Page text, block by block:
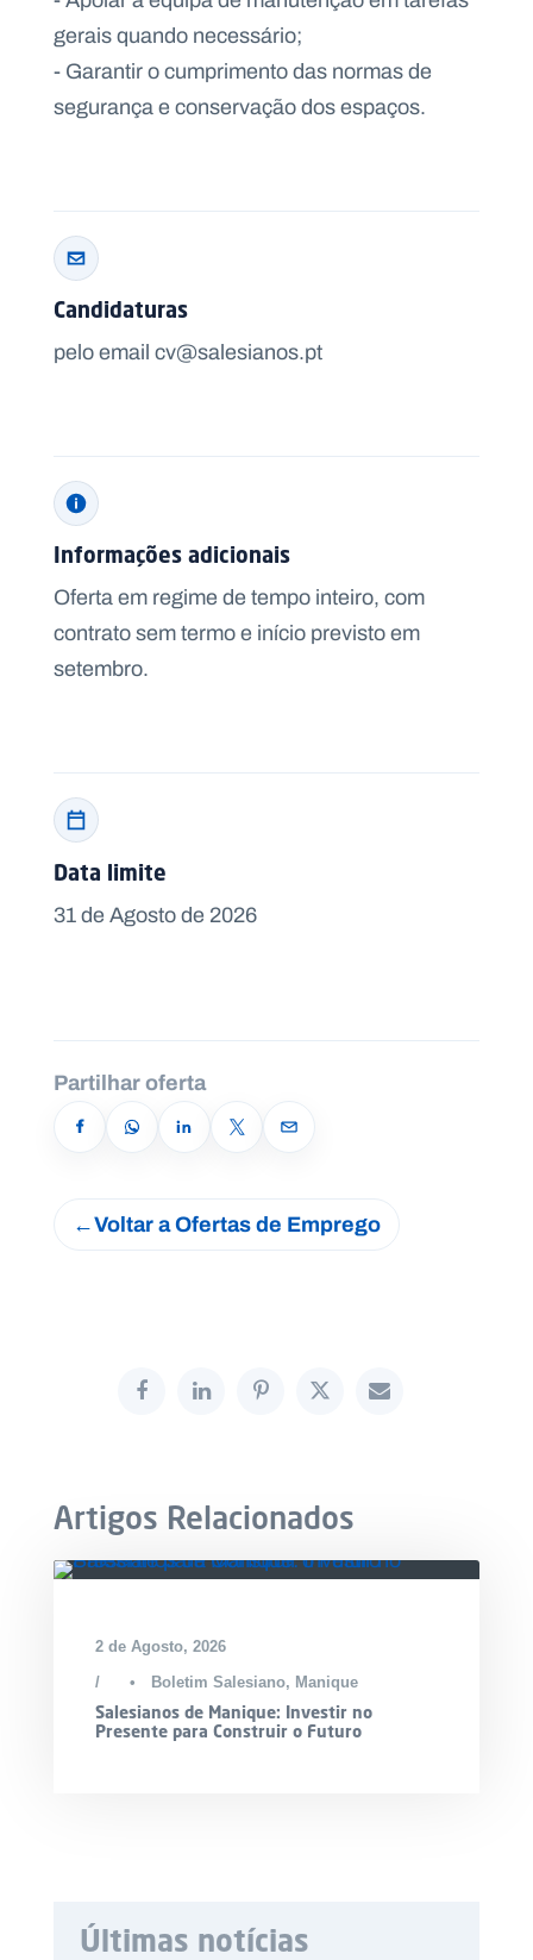
gerais quando necessário;
- Garantir o cumprimento das normas de
segurança e conservação dos espaços.
Candidaturas
pelo email cv@salesianos.pt
Informações adicionais
Oferta em regime de tempo inteiro, com
contrato sem termo e início previsto em
setembro.
Data limite
31 de Agosto de 2026
Partilhar oferta
Voltar a Ofertas de Emprego
Artigos Relacionados
2 de Agosto, 2026
•
Boletim Salesiano, Manique
Salesianos de Manique: Investir no
Presente para Construir o Futuro
Últimas notícias